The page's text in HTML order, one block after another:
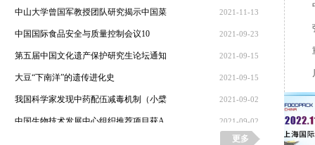
中山大学曾国军教授团队研究揭示中国菜 2021-11-13
中国国际食品安全与质量控制会议10 2021-09-23
第五届中国文化遗产保护研究生论坛通知 2021-09-15
大豆“下南洋”的遗传进化史 2021-09-15
我国科学家发现中药配伍减毒机制（小檗 2021-09-02
中国生物技术发展中心组织推荐项目获A 2021-09-02
2021-08-29
更多